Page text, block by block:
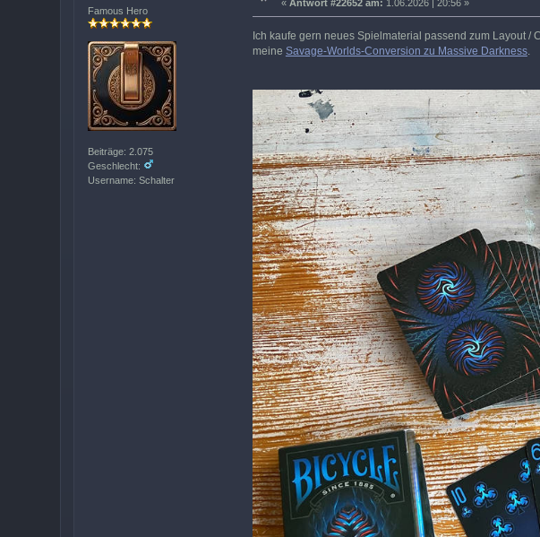
Famous Hero
Beiträge: 2.075
Geschlecht:
Username: Schalter
«Antwort #22652 am: 1.06.2026 | 20:56 »
Ich kaufe gern neues Spielmaterial passend zum Layout
meine Savage-Worlds-Conversion zu Massive Darkness.